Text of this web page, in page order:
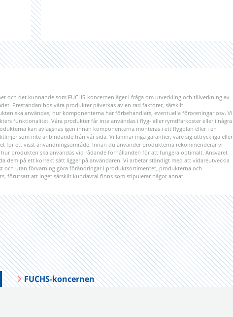
och det kunnande som FUCHS-koncernen äger i fråga om utveckling och tillverkning av
Prestandan hos våra produkter påverkas av en rad faktorer, särskilt
ska användas, hur komponenterna har förbehandlats, eventuella föroreningar osv. Vi
funktionalitet. Våra produkter får inte användas i flyg- eller rymdfarkoster eller i några
kan avlägsnas igen innan komponenterna monteras i ett flygplan eller i en
som inte är bindande från vår sida. Vi lämnar inga garantier, vare sig uttryckliga eller
för ett visst användningsområde. Innan du använder produkterna rekommenderar vi
produkten ska användas vid rådande förhållanden för att fungera optimalt. Ansvaret
dem på ett korrekt sätt ligger på användaren. Vi arbetar ständigt med att vidareutveckla
och utan förvarning göra förändringar i produktsortimentet, produkterna och
förutsatt att inget särskilt kundavtal finns som stipulerar något annat.
FUCHS-koncernen